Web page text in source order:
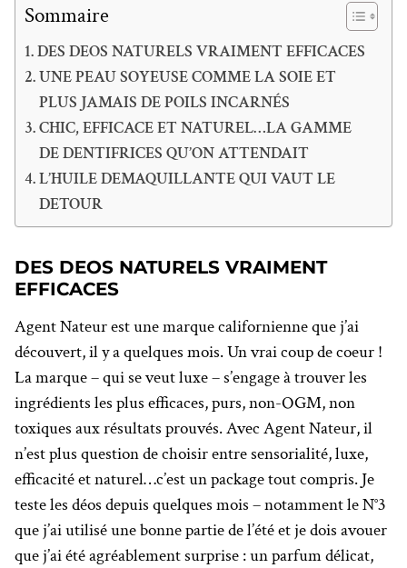
Sommaire
DES DEOS NATURELS VRAIMENT EFFICACES
UNE PEAU SOYEUSE COMME LA SOIE ET
PLUS JAMAIS DE POILS INCARNÉS
CHIC, EFFICACE ET NATUREL…LA GAMME
DE DENTIFRICES QU’ON ATTENDAIT
L’HUILE DEMAQUILLANTE QUI VAUT LE
DETOUR
DES DEOS NATURELS VRAIMENT
EFFICACES
Agent Nateur est une marque californienne que j’ai
découvert, il y a quelques mois. Un vrai coup de coeur !
La marque – qui se veut luxe – s’engage à trouver les
ingrédients les plus efficaces, purs, non-OGM, non
toxiques aux résultats prouvés. Avec Agent Nateur, il
n’est plus question de choisir entre sensorialité, luxe,
efficacité et naturel…c’est un package tout compris. Je
teste les déos depuis quelques mois – notamment le N°3
que j’ai utilisé une bonne partie de l’été et je dois avouer
que j’ai été agréablement surprise : un parfum délicat,